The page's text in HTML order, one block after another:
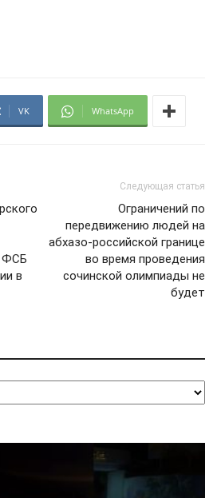
VK WhatsApp
ФСБ
в
Следующая статья
Ограничений по
передвижению людей на
абхазо-российской границе
во время проведения
сочинской олимпиады не
будет